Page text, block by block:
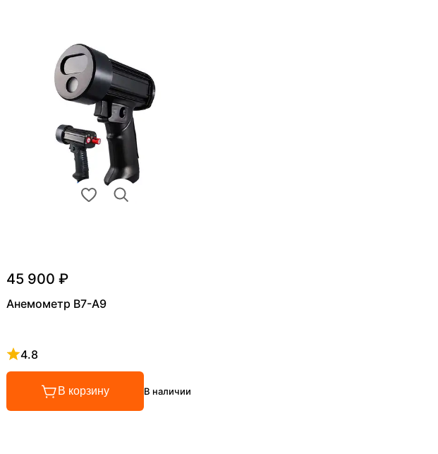
45 900 ₽
Анемометр В7-А9
4.8
Рейтинг 4.8 из 5
В корзину В наличии